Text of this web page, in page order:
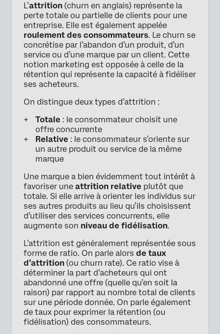
L’attrition (churn en anglais) représente la
perte totale ou partielle de clients pour une
entreprise. Elle est également appelée
roulement des consommateurs. Le churn se
concrétise par l’abandon d’un produit, d’un
service ou d’une marque par un client. Cette
notion marketing est opposée à celle de la
rétention qui représente la capacité à fidéliser
ses acheteurs.
On distingue deux types d’attrition :
Totale : le consommateur choisit une
offre concurrente
Relative : le consommateur s’oriente sur
un autre produit ou service de la même
marque
Une marque a bien évidemment tout intérêt à
favoriser une attrition relative plutôt que
totale. Si elle arrive à orienter les individus sur
ses autres produits au lieu qu’ils choisissent
d’utiliser des services concurrents, elle
augmente son niveau de fidélisation.
L’attrition est généralement représentée sous
forme de ratio. On parle alors de taux
d’attrition (ou churn rate). Ce ratio vise à
déterminer la part d’acheteurs qui ont
abandonné une offre (quelle qu’en soit la
raison) par rapport au nombre total de clients
sur une période donnée. On parle également
de taux pour exprimer la rétention (ou
fidélisation) des consommateurs.